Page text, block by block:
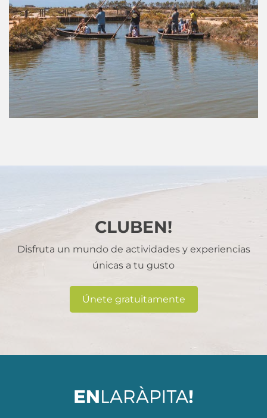
CLUBEN!
Disfruta un mundo de actividades y experiencias
únicas a tu gusto
Únete gratuitamente